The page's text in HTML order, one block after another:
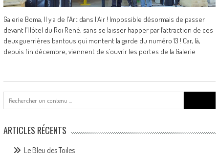
Galerie Boma, Il y a de l'Art dans l'Air ! Impossible désormais de passer
devant l’Hôtel du Roi René, sans se laisser happer par l’attraction de ces
deux guerrières bantous qui montent la garde du numéro 13 ! Car, là,
depuis fin décembre, viennent de s’ouvrir les portes de la Galerie
for:
ARTICLES RÉCENTS
Le Bleu des Toiles